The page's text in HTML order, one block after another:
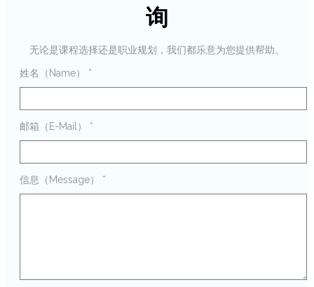
询
无论是课程选择还是职业规划，我们都乐意为您提供帮助。
姓名（name） *
邮箱（E-Mail） *
信息（Message） *